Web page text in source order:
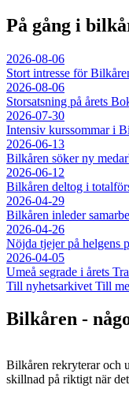
På gång i
2026-08-06
Stort intresse för
2026-08-06
Storsatsning på årets
2026-07-30
Intensiv kurssommar i
2026-06-13
Bilkåren söker ny
2026-06-12
Bilkåren deltog i
2026-04-29
Bilkåren inleder
2026-04-26
Nöjda tjejer på helgens
2026-04-05
Umeå segrade i årets
Till nyhetsarkivet Till
Bilkåren -
Bilkåren rekryterar och
skillnad på riktigt när